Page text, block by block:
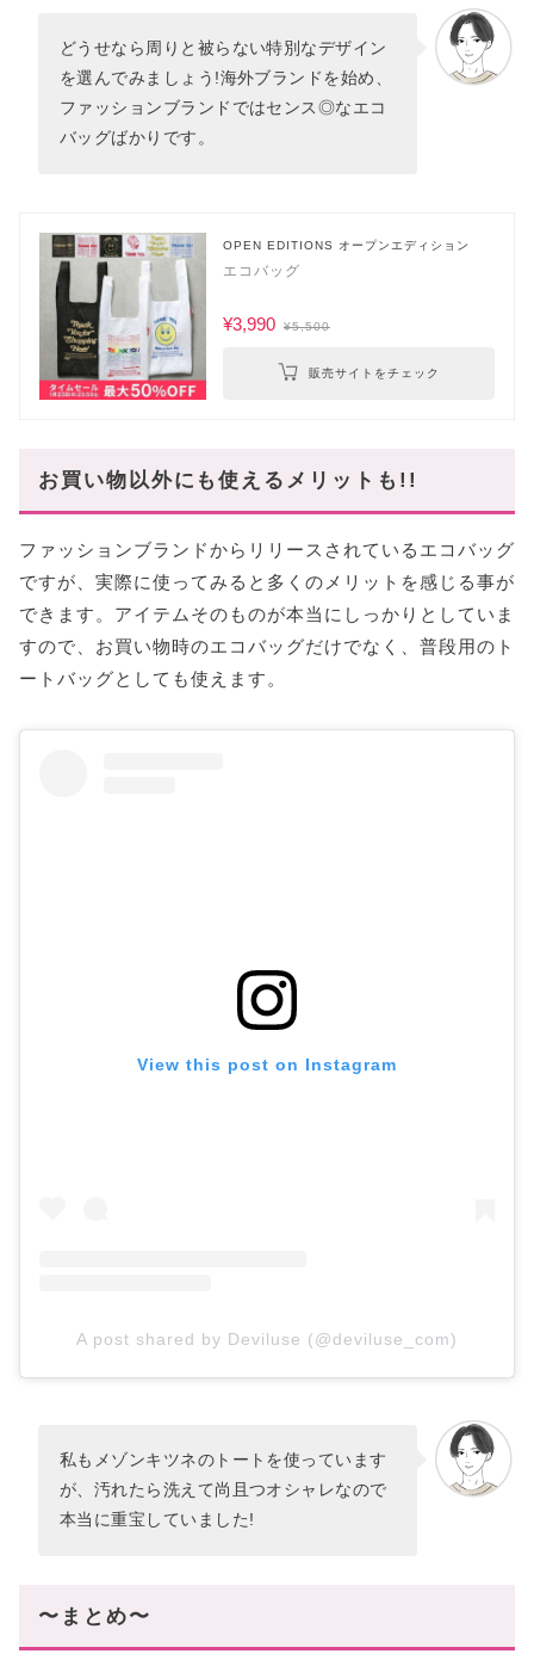
どうせなら周りと被らない特別なデザイン
を選んでみましょう!海外ブランドを始め、
ファッションブランドではセンス◎なエコ
バッグばかりです。
OPEN EDITIONS オープンエディション
エコバッグ
¥3,990 ¥5,500
販売サイトをチェック
お買い物以外にも使えるメリットも!!
ファッションブランドからリリースされているエコバッグ
ですが、実際に使ってみると多くのメリットを感じる事が
できます。アイテムそのものが本当にしっかりとしていま
すので、お買い物時のエコバッグだけでなく、普段用のト
ートバッグとしても使えます。
View this post on Instagram
A post shared by Deviluse (@deviluse_com)
私もメゾンキツネのトートを使っています
が、汚れたら洗えて尚且つオシャレなので
本当に重宝していました!
〜まとめ〜